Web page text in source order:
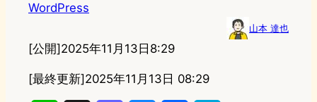
WordPress
山本 達也
[公開]2025年11月13日8:29
[最終更新]2025年11月13日 08:29